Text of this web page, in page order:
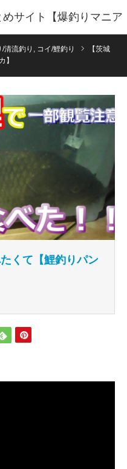
サイト【爆釣りマニア
清流釣り , コイ/鯉釣り
【茨城
】
くて【鯉釣りパン